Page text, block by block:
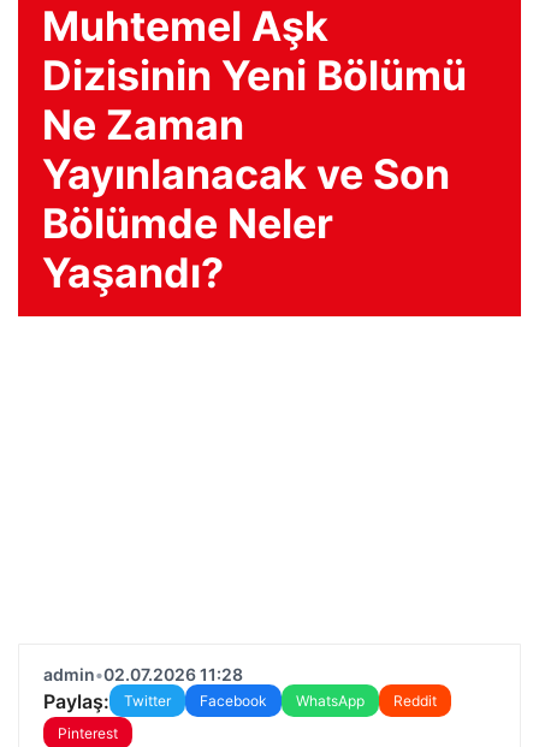
Muhtemel Aşk
Dizisinin Yeni Bölümü
Ne Zaman
Yayınlanacak ve Son
Bölümde Neler
Yaşandı?
admin•02.07.2026 11:28
Paylaş: Twitter Facebook WhatsApp
Reddit
Pinterest